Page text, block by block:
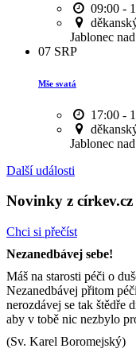
09:00 -
Jablonec
07 SRP
Mše svatá
17:00 -
Jablonec
Další události
Novinky z církev.cz
Chci si přečíst
Nezanedbávej sebe!
Máš na starosti péči o
Nezanedbávej přitom
nerozdávej se tak štědře
aby v tobě nic nezbylo
(Sv. Karel Boromejský)